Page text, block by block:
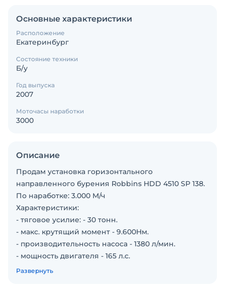
Основные характеристики
Расположение
Екатеринбург
Состояние техники
Б/у
Год выпуска
2007
Моточасы наработки
3000
Описание
Продам установка горизонтального
направленного бурения Robbins HDD 4510 SP 138.
По наработке: 3.000 М/ч
Характеристики:
- тяговое усилие: - 30 тонн.
- макс. крутящий момент - 9.600Нм.
- производительность насоса - 1380 л/мин.
- мощность двигателя - 165 л.с.
- длина буровой штанги - 3,05 м.
Развернуть